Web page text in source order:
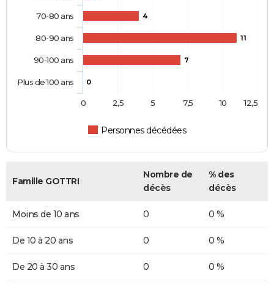
4
11
7
0
Personnes décédées
70-80 ans
80-90 ans
90-100 ans
Plus de 100 ans
0 10
2,5 5 7,5 12,5
Famille GOTTRI
Nombre de
décès
% des
décès
Moins de 10 ans 0 0 %
De 10 à 20 ans 0 0 %
De 20 à 30 ans 0 0 %